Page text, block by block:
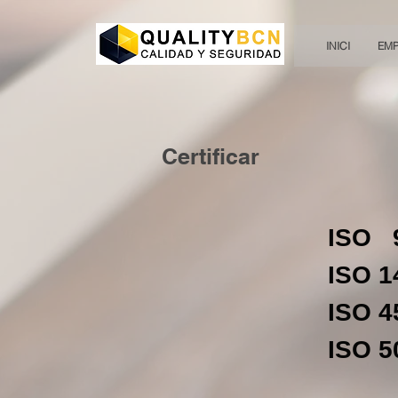
INICI
Certificar
ISO
ISO
ISO
ISO